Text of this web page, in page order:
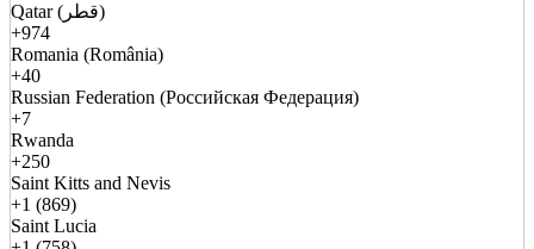
Qatar (قطر)
+974
Romania (România)
+40
Russian Federation (Российская Федерация)
+7
Rwanda
+250
Saint Kitts and Nevis
+1 (869)
Saint Lucia